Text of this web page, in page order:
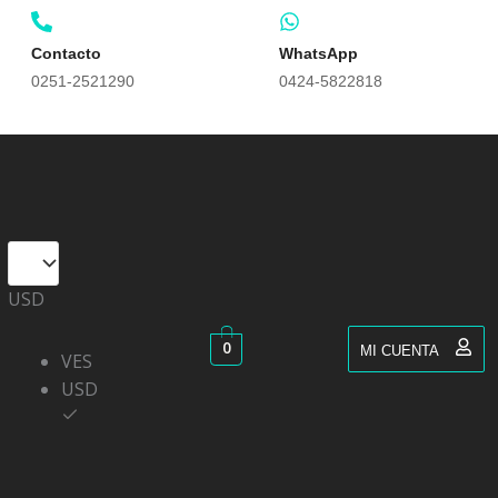
Contacto
0251-2521290
WhatsApp
0424-5822818
USD
VES
USD
0 MI CUENTA